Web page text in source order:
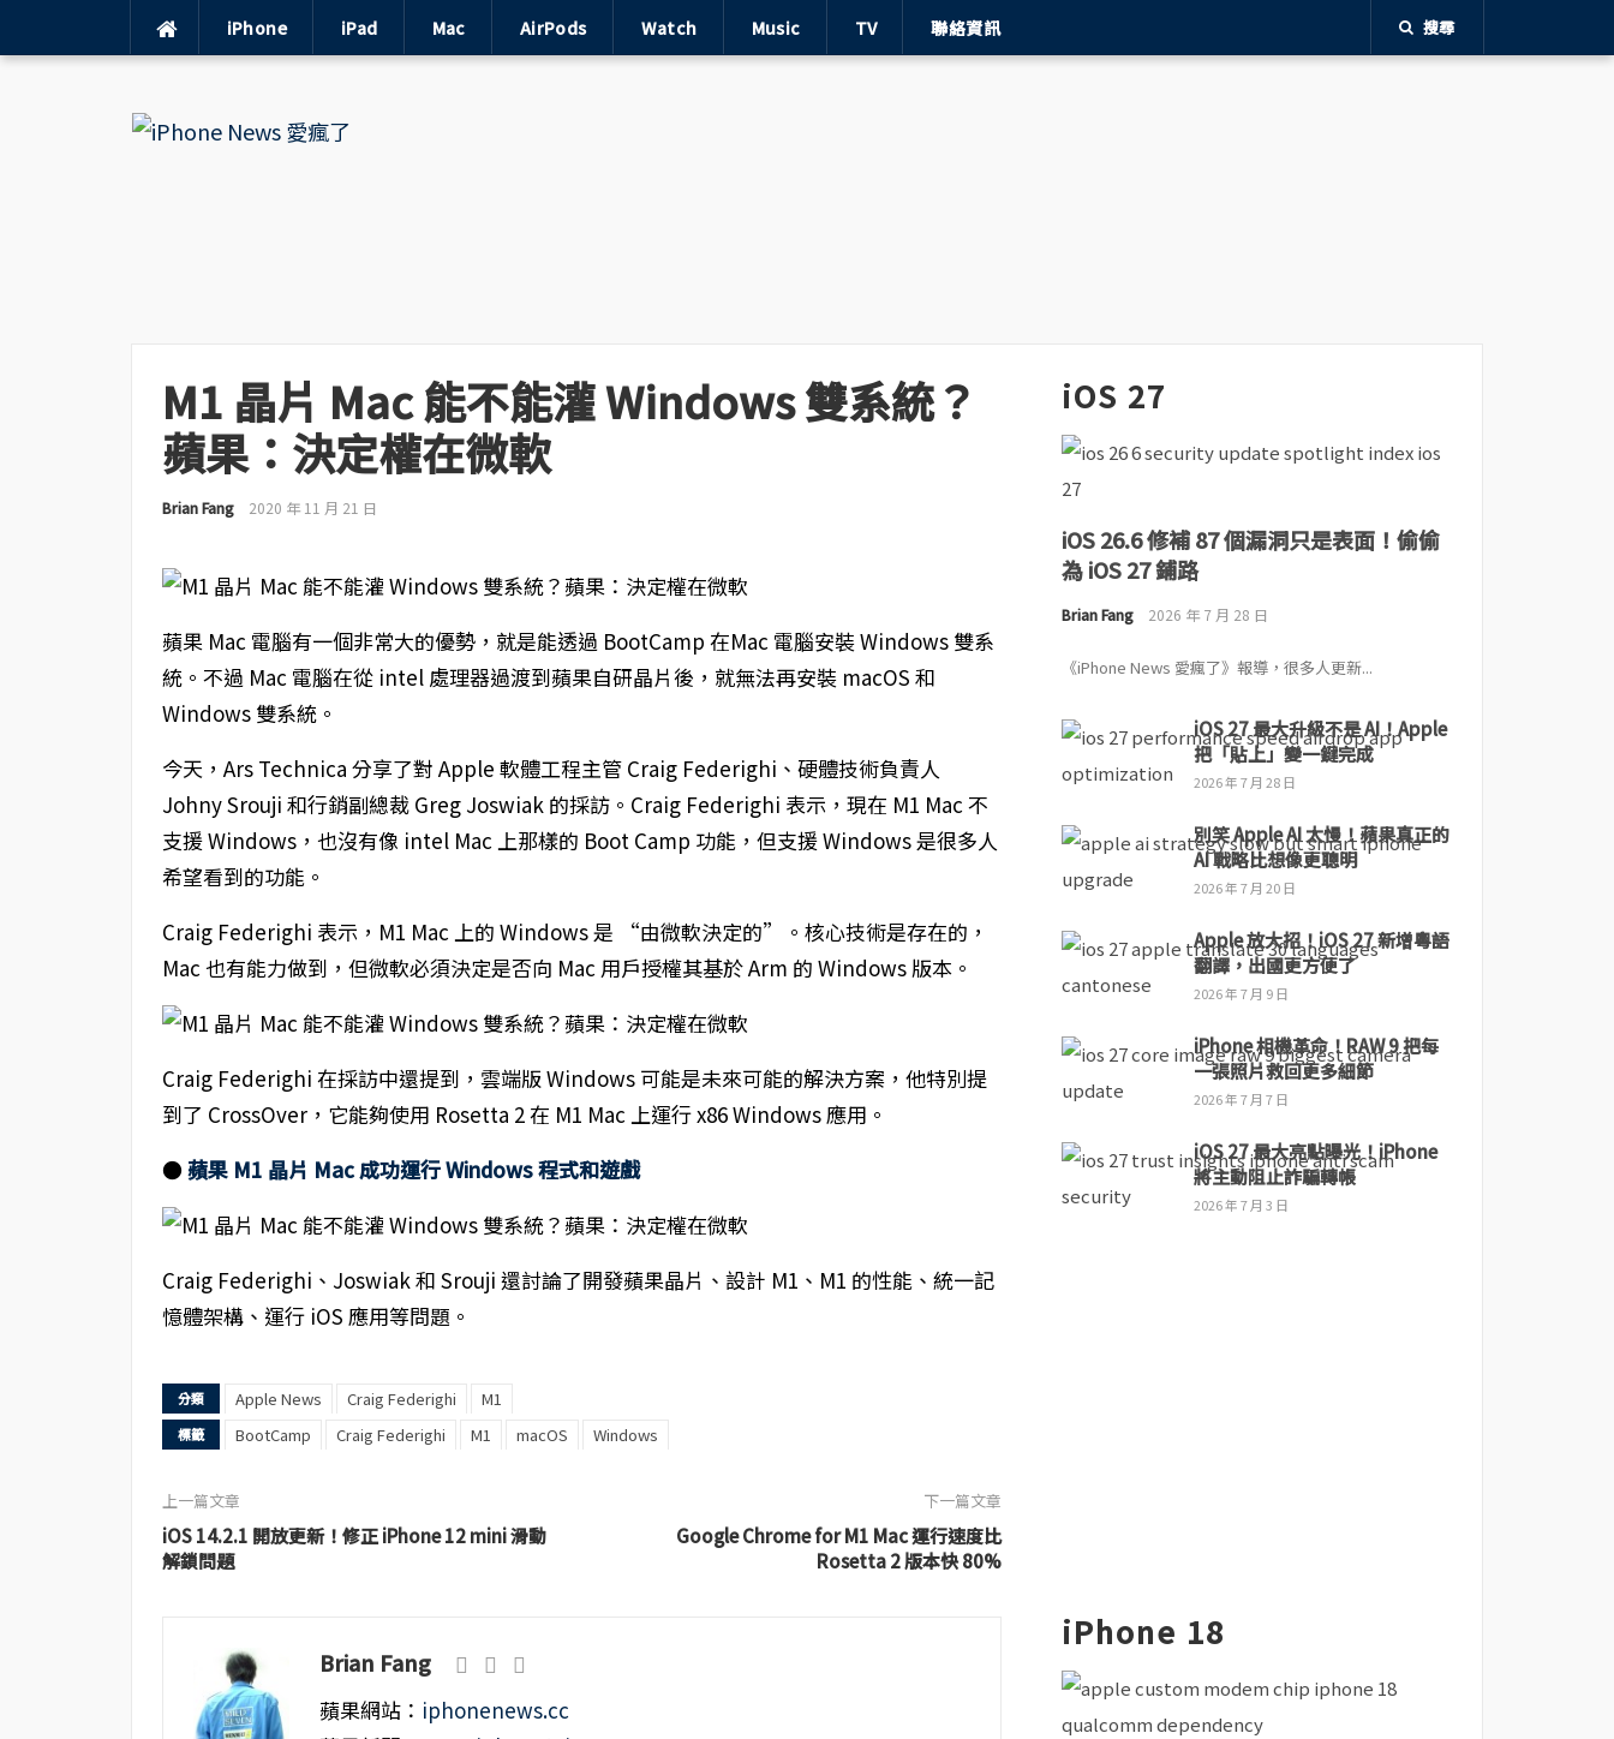
iPhone iPad Mac AirPods Watch Music TV 聯絡資訊 搜尋
M1 晶片 Mac 能不能灌 Windows 雙系統？
蘋果：決定權在微軟
Brian Fang 2020 年 11 月 21 日
蘋果 Mac 電腦有一個非常大的優勢，就是能透過 BootCamp 在Mac 電腦安裝 Windows 雙系
統。不過 Mac 電腦在從 intel 處理器過渡到蘋果自研晶片後，就無法再安裝 macOS 和
Windows 雙系統。
今天，Ars Technica 分享了對 Apple 軟體工程主管 Craig Federighi、硬體技術負責人
Johny Srouji 和行銷副總裁 Greg Joswiak 的採訪。Craig Federighi 表示，現在 M1 Mac 不
支援 Windows，也沒有像 intel Mac 上那樣的 Boot Camp 功能，但支援 Windows 是很多人
希望看到的功能。
Craig Federighi 表示，M1 Mac 上的 Windows 是 “由微軟決定的”。核心技術是存在的，
Mac 也有能力做到，但微軟必須決定是否向 Mac 用戶授權其基於 Arm 的 Windows 版本。
Craig Federighi 在採訪中還提到，雲端版 Windows 可能是未來可能的解決方案，他特別提
到了 CrossOver，它能夠使用 Rosetta 2 在 M1 Mac 上運行 x86 Windows 應用。
●蘋果 M1 晶片 Mac 成功運行 Windows 程式和遊戲
Craig Federighi、Joswiak 和 Srouji 還討論了開發蘋果晶片、設計 M1、M1 的性能、統一記
憶體架構、運行 iOS 應用等問題。
分類 Apple News Craig Federighi M1
標籤 BootCamp Craig Federighi M1 macOS Windows
上一篇文章
iOS 14.2.1 開放更新！修正 iPhone 12 mini 滑動
解鎖問題
下一篇文章
Google Chrome for M1 Mac 運行速度比
Rosetta 2 版本快 80%
Brian Fang
蘋果網站： iphonenews.cc
iOS 27
iOS 26.6 修補 87 個漏洞只是表面！偷偷
為 iOS 27 鋪路
Brian Fang 2026 年 7 月 28 日
《iPhone News 愛瘋了》報導，很多人更新...
iOS 27 最大升級不是 AI！Apple
把「貼上」變一鍵完成
2026 年 7 月 28 日
別笑 Apple AI 太慢！蘋果真正的
AI 戰略比想像更聰明
2026 年 7 月 20 日
Apple 放大招！iOS 27 新增粵語
翻譯，出國更方便了
2026 年 7 月 9 日
iPhone 相機革命！RAW 9 把每
一張照片救回更多細節
2026 年 7 月 7 日
iOS 27 最大亮點曝光！iPhone
將主動阻止詐騙轉帳
2026 年 7 月 3 日
iPhone 18